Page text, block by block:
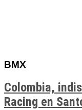
BMX
Colombia,
Racing en